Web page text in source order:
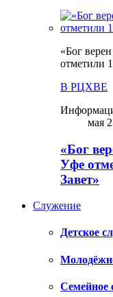
«Бог
отметили
В РЦХВЕ
мая
«Бог
Уфе
Завет»
Служение
Детское
Семейное